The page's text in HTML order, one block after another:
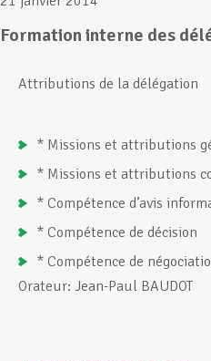
Développement
Devenir Membre
Formation interne des
Attributions de la délégation
* Missions et attributions
* Missions et attributions
* Compétence d’avis
* Compétence de décision
* Compétence de
Orateur: Jean-Paul BAUDOT